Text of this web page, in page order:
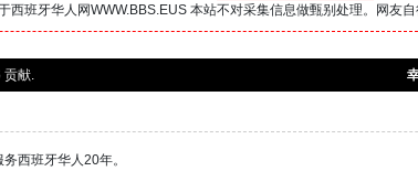
西班牙华人网WWW.BBS.EUS 本站不对采集信息做甄别处理。网友自
贡献.
西班牙华人20年。